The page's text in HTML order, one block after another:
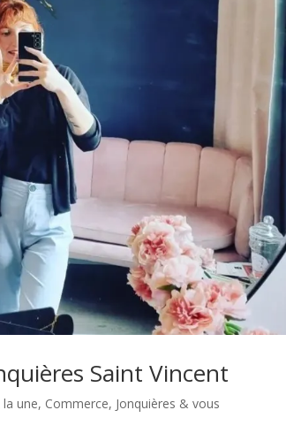
Saint Vincent
la une, Commerce, Jonquières & vous